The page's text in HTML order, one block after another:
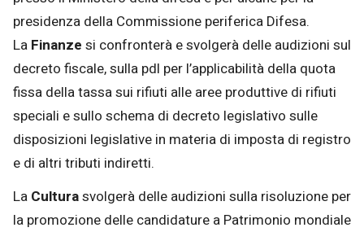
presidenza della Commissione periferica Difesa.
La Finanze si confronterà e svolgerà delle audizioni sul
decreto fiscale, sulla pdl per l’applicabilità della quota
fissa della tassa sui rifiuti alle aree produttive di rifiuti
speciali e sullo schema di decreto legislativo sulle
disposizioni legislative in materia di imposta di registro
e di altri tributi indiretti.
La Culturasvolgerà delle audizioni sulla risoluzione per
la promozione delle candidature a Patrimonio mondiale